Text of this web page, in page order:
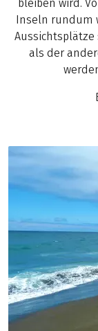
bleiben wird.
Inseln rundum
als der